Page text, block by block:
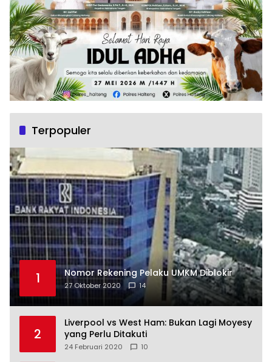
Terpopuler
1 Nomor Rekening Pelaku UMKM Diblokir
27 Oktober 2020 14
2
Liverpool vs West Ham: Bukan Lagi Moyesy
yang Perlu Ditakuti
24 Februari 2020 10